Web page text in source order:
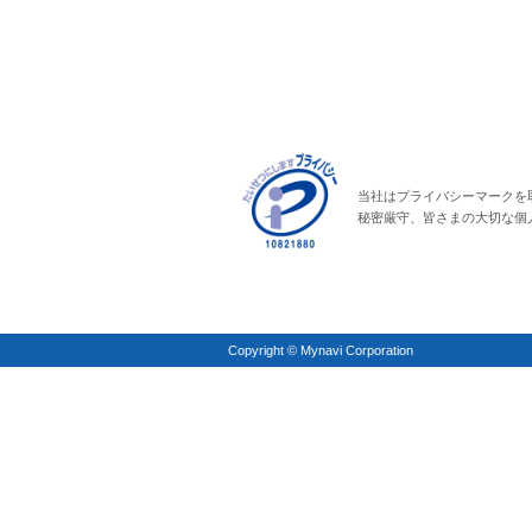
当社はプライバシーマークを
秘密厳守、皆さまの大切な個
Copyright © Mynavi Corporation